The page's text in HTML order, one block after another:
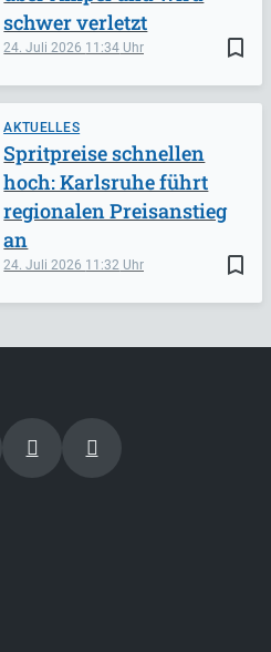
bookmark_border
24. Juli 2026 11:34
schwer verletzt
AKTUELLES
bookmark_border
24. Juli 2026 11:32
Spritpreise schnellen
hoch: Karlsruhe führt
regionalen Preisanstieg
an